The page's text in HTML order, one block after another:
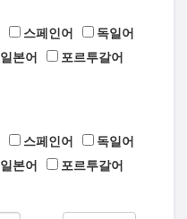
스페인어
독일어
일본어
포르투갈어
스페인어
독일어
일본어
포르투갈어